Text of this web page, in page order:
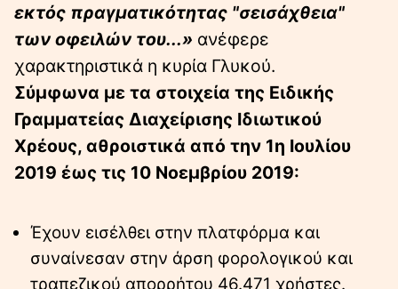
εκτός πραγματικότητας "σεισάχθεια"
των οφειλών του...» ανέφερε
χαρακτηριστικά η κυρία Γλυκού.
Σύμφωνα με τα στοιχεία της Ειδικής
Γραμματείας Διαχείρισης Ιδιωτικού
Χρέους, αθροιστικά από την 1η Ιουλίου
2019 έως τις 10 Νοεμβρίου 2019:
Έχουν εισέλθει στην πλατφόρμα και
συναίνεσαν στην άρση φορολογικού και
τραπεζικού απορρήτου 46.471 χρήστες.